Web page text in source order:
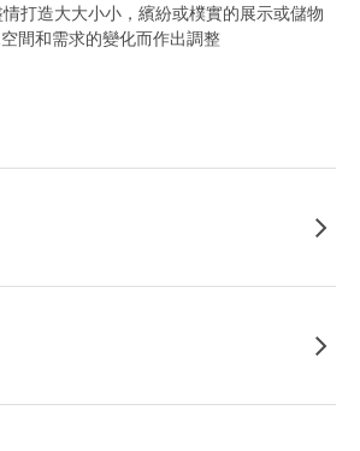
打造大大小小，繽紛或樸實的展示或儲物
間和需求的變化而作出調整